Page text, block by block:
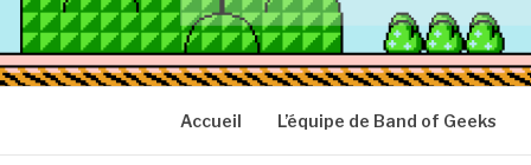
BAND OF
Actu Geek d'hier et d'aujourd'hui
Accueil L’équipe de Band of Geeks